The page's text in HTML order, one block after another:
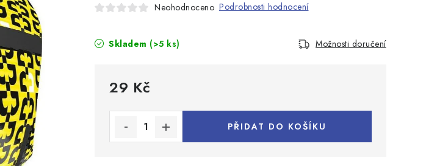
Neohodnoceno Podrobnosti hodnocení
Skladem (>5 ks) Možnosti doručení
29 Kč
PŘIDAT DO KOŠÍKU